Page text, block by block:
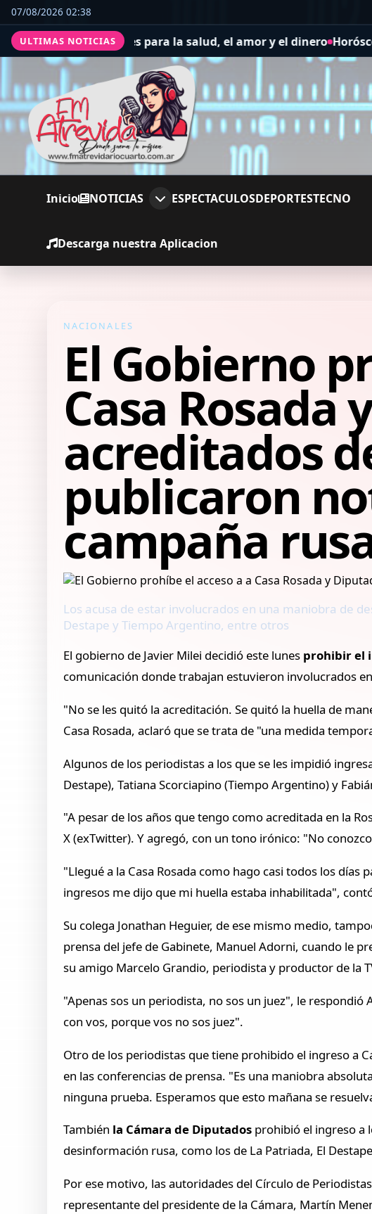
07/08/2026 02:38
ULTIMAS NOTICIAS
para la salud, el amor y el dinero Horóscopo Piscis de hoy,
Inicio NOTICIAS ESPECTACULOSDEPORTESTECNO
Descarga nuestra Aplicacion
NACIONALES
El Gobierno
Casa Rosada
acreditados
publicaron
campaña
Los acusa de estar involucrados en una maniobra de
Destape y Tiempo Argentino, entre otros
El gobierno de Javier Milei decidió este lunes prohibir el
comunicación donde trabajan estuvieron involucrados en
"No se les quitó la acreditación. Se quitó la huella de
Casa Rosada, aclaró que se trata de "una medida
Algunos de los periodistas a los que se les impidió
Destape), Tatiana Scorciapino (Tiempo Argentino) y
"A pesar de los años que tengo como acreditada en la
X (exTwitter). Y agregó, con un tono irónico: "No
"Llegué a la Casa Rosada como hago casi todos los
ingresos me dijo que mi huella estaba inhabilitada",
Su colega Jonathan Heguier, de ese mismo medio,
prensa del jefe de Gabinete, Manuel Adorni, cuando le
su amigo Marcelo Grandio, periodista y productor de la
"Apenas sos un periodista, no sos un juez", le
con vos, porque vos no sos juez".
Otro de los periodistas que tiene prohibido el ingreso a
en las conferencias de prensa. "Es una maniobra
ninguna prueba. Esperamos que esto mañana se
También la Cámara de Diputados prohibió el ingreso a
desinformación rusa, como los de La Patriada, El
Por ese motivo, las autoridades del Círculo de
representante del presidente de la Cámara, Martín